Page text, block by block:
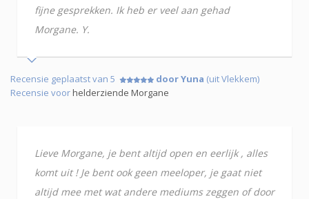
fijne gesprekken. Ik heb er veel aan gehad
Morgane. Y.
Recensie geplaatst van 5 door Yuna (uit Vlekkem)
Recensie voorhelderziende Morgane
Lieve Morgane, je bent altijd open en eerlijk , alles
komt uit ! Je bent ook geen meeloper, je gaat niet
altijd mee met wat andere mediums zeggen of door